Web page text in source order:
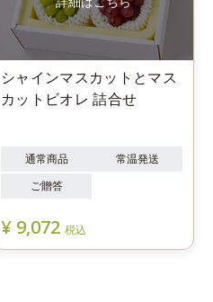
シャインマスカットとマス
カットビオレ 詰合せ
通常商品
常温発送
ご贈答
¥ 9,072 税込